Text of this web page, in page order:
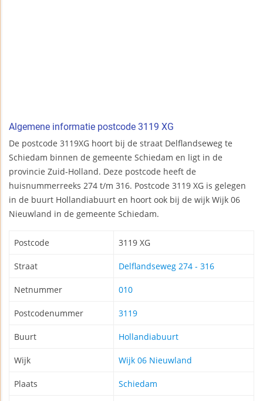
Algemene informatie postcode 3119 XG
De postcode 3119XG hoort bij de straat Delflandseweg te
Schiedam binnen de gemeente Schiedam en ligt in de
provincie Zuid-Holland. Deze postcode heeft de
huisnummerreeks 274 t/m 316. Postcode 3119 XG is gelegen
in de buurt Hollandiabuurt en hoort ook bij de wijk Wijk 06
Nieuwland in de gemeente Schiedam.
Postcode 3119 XG
Straat Delflandseweg 274 - 316
Netnummer 010
Postcodenummer 3119
Buurt Hollandiabuurt
Wijk Wijk 06 Nieuwland
Plaats Schiedam